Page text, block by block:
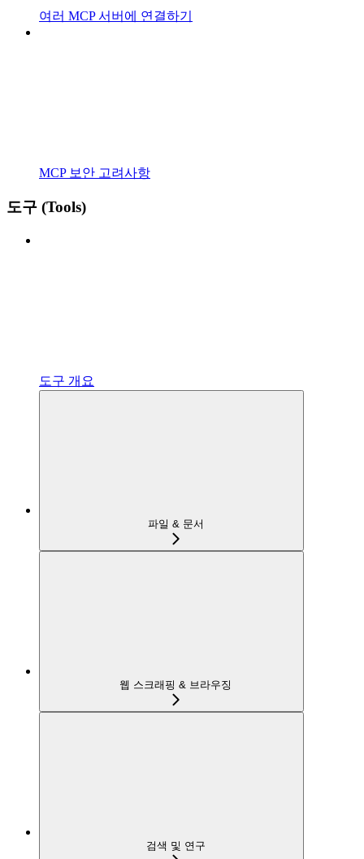
여러 MCP 서버에 연결하기
MCP 보안 고려사항
도구 (Tools)
도구 개요
파일 & 문서
웹 스크래핑 & 브라우징
검색 및 연구